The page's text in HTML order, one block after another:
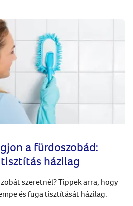
a fürdoszobád:
házilag
szeretnél? Tippek arra, hogy
és fuga tisztítását házilag.